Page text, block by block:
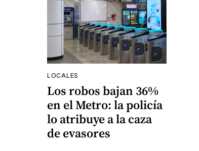
LOCALES
Los robos bajan 36%
en el Metro: la policía
lo atribuye a la caza
de evasores